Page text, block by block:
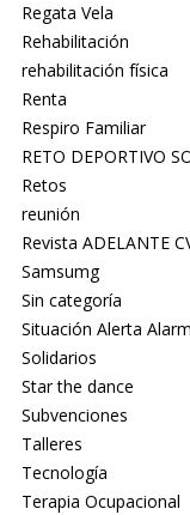
Regata Vela
Rehabilitación
rehabilitación física
Renta
Respiro Familiar
RETO DEPORTIVO
Retos
reunión
Revista ADELANTE
Samsumg
Sin categoría
Situación Alerta
Solidarios
Star the dance
Subvenciones
Talleres
Tecnología
Terapia Ocupacional